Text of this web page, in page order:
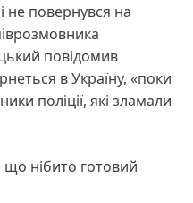
не повернувся на
повідомив
в Україну, «поки
поліції, які зламали
нібито готовий